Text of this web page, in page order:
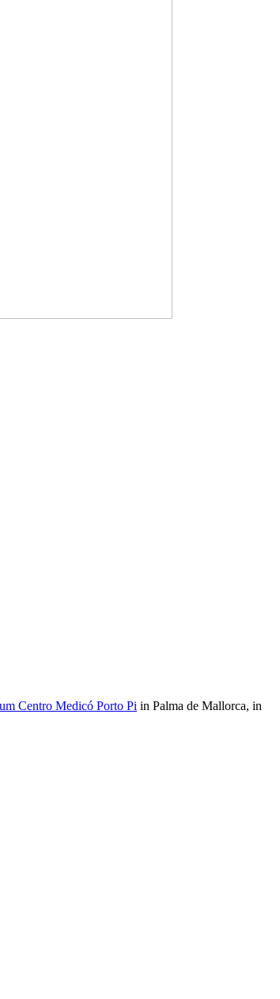
Centro Medicó Porto Pi in Palma de Mallorca, in